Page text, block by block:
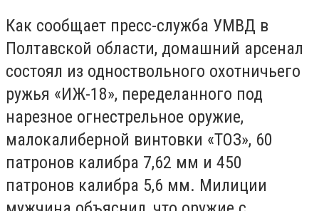
Как сообщает пресс-служба УМВД в
Полтавской области, домашний арсенал
состоял из одноствольного охотничьего
ружья «ИЖ-18», переделанного под
нарезное огнестрельное оружие,
малокалиберной винтовки «ТОЗ», 60
патронов калибра 7,62 мм и 450
патронов калибра 5,6 мм. Милиции